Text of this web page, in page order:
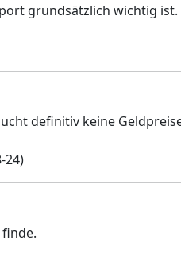
grundsätzlich wichtig ist.
definitiv keine
24)